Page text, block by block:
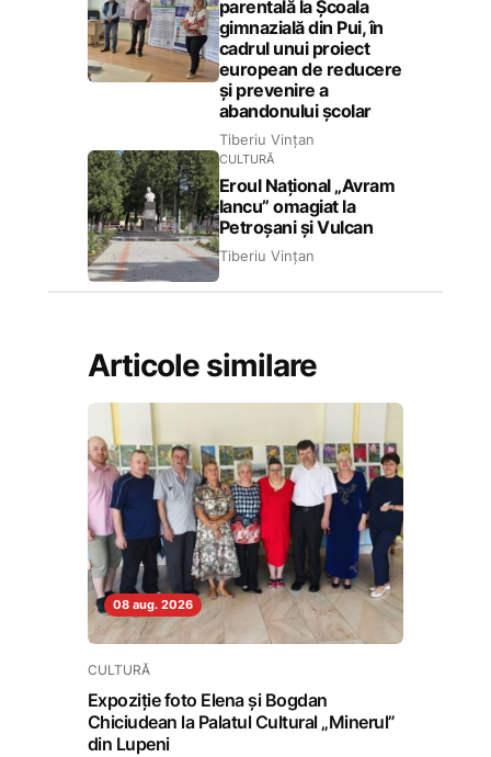
parentală la Școala
gimnazială din Pui, în
cadrul unui proiect
european de reducere
și prevenire a
abandonului școlar
Tiberiu Vințan
CULTURĂ
Eroul Național „Avram
Iancu” omagiat la
Petroșani și Vulcan
Tiberiu Vințan
Articole similare
08 aug. 2026
CULTURĂ
Expoziție foto Elena și Bogdan
Chiciudean la Palatul Cultural „Minerul”
din Lupeni